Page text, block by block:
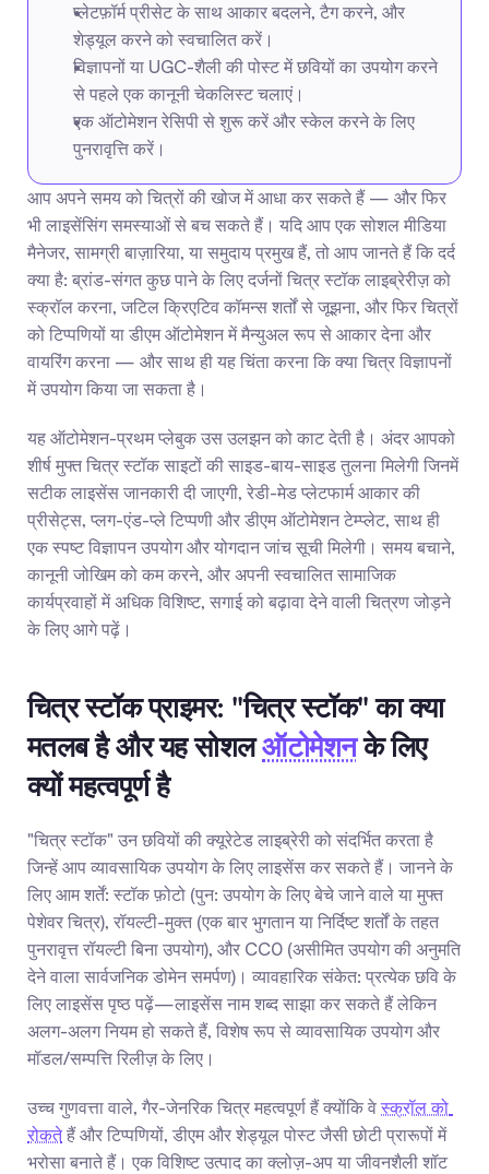
प्लेटफ़ॉर्म प्रीसेट के साथ आकार बदलने, टैग करने, और
शेड्यूल करने को स्वचालित करें।
विज्ञापनों या UGC-शैली की पोस्ट में छवियों का उपयोग करने
से पहले एक कानूनी चेकलिस्ट चलाएं।
एक ऑटोमेशन रेसिपी से शुरू करें और स्केल करने के लिए
पुनरावृत्ति करें।
आप अपने समय को चित्रों की खोज में आधा कर सकते हैं — और फिर
भी लाइसेंसिंग समस्याओं से बच सकते हैं। यदि आप एक सोशल मीडिया
मैनेजर, सामग्री बाज़ारिया, या समुदाय प्रमुख हैं, तो आप जानते हैं कि दर्द
क्या है: ब्रांड-संगत कुछ पाने के लिए दर्जनों चित्र स्टॉक लाइब्रेरीज़ को
स्क्रॉल करना, जटिल क्रिएटिव कॉमन्स शर्तों से जूझना, और फिर चित्रों
को टिप्पणियों या डीएम ऑटोमेशन में मैन्युअल रूप से आकार देना और
वायरिंग करना — और साथ ही यह चिंता करना कि क्या चित्र विज्ञापनों
में उपयोग किया जा सकता है।
यह ऑटोमेशन-प्रथम प्लेबुक उस उलझन को काट देती है। अंदर आपको
शीर्ष मुफ्त चित्र स्टॉक साइटों की साइड-बाय-साइड तुलना मिलेगी जिनमें
सटीक लाइसेंस जानकारी दी जाएगी, रेडी-मेड प्लेटफार्म आकार की
प्रीसेट्स, प्लग-एंड-प्ले टिप्पणी और डीएम ऑटोमेशन टेम्प्लेट, साथ ही
एक स्पष्ट विज्ञापन उपयोग और योगदान जांच सूची मिलेगी। समय बचाने,
कानूनी जोखिम को कम करने, और अपनी स्वचालित सामाजिक
कार्यप्रवाहों में अधिक विशिष्ट, सगाई को बढ़ावा देने वाली चित्रण जोड़ने
के लिए आगे पढ़ें।
चित्र स्टॉक प्राइमर: "चित्र स्टॉक" का क्या
मतलब है और यह सोशल ऑटोमेशन के लिए
क्यों महत्वपूर्ण है
"चित्र स्टॉक" उन छवियों की क्यूरेटेड लाइब्रेरी को संदर्भित करता है
जिन्हें आप व्यावसायिक उपयोग के लिए लाइसेंस कर सकते हैं। जानने के
लिए आम शर्तें: स्टॉक फ़ोटो (पुन: उपयोग के लिए बेचे जाने वाले या मुफ्त
पेशेवर चित्र), रॉयल्टी-मुक्त (एक बार भुगतान या निर्दिष्ट शर्तों के तहत
पुनरावृत्त रॉयल्टी बिना उपयोग), और CC0 (असीमित उपयोग की अनुमति
देने वाला सार्वजनिक डोमेन समर्पण)। व्यावहारिक संकेत: प्रत्येक छवि के
लिए लाइसेंस पृष्ठ पढ़ें—लाइसेंस नाम शब्द साझा कर सकते हैं लेकिन
अलग-अलग नियम हो सकते हैं, विशेष रूप से व्यावसायिक उपयोग और
मॉडल/सम्पत्ति रिलीज़ के लिए।
उच्च गुणवत्ता वाले, गैर-जेनरिक चित्र महत्वपूर्ण हैं क्योंकि वे स्क्रॉल को
रोकते हैं और टिप्पणियों, डीएम और शेड्यूल पोस्ट जैसी छोटी प्रारूपों में
भरोसा बनाते हैं। एक विशिष्ट उत्पाद का क्लोज़-अप या जीवनशैली शॉट